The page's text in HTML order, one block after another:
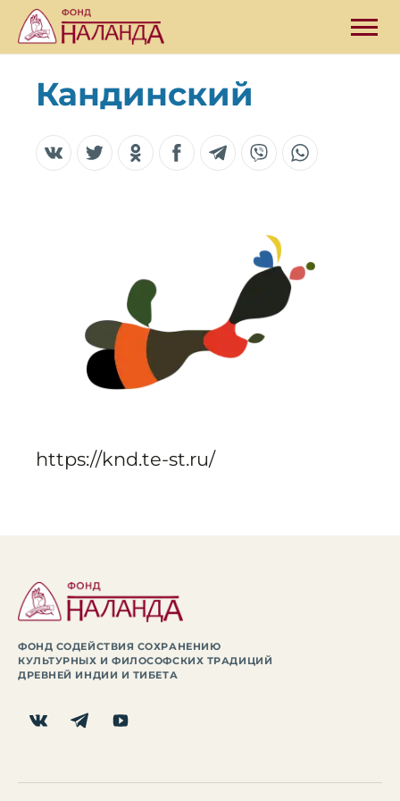
Кандинский
https://knd.te-st.ru/
ФОНД СОДЕЙСТВИЯ СОХРАНЕНИЮ
КУЛЬТУРНЫХ И ФИЛОСОФСКИХ ТРАДИЦИЙ
ДРЕВНЕЙ ИНДИИ И ТИБЕТА